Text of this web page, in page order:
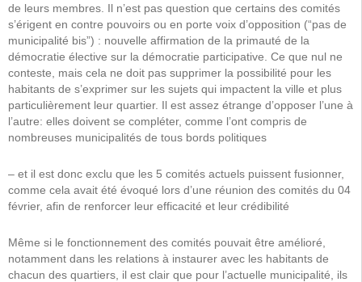
de leurs membres. Il n’est pas question que certains des comités
s’érigent en contre pouvoirs ou en porte voix d’opposition (“pas de
municipalité bis”) : nouvelle affirmation de la primauté de la
démocratie élective sur la démocratie participative. Ce que nul ne
conteste, mais cela ne doit pas supprimer la possibilité pour les
habitants de s’exprimer sur les sujets qui impactent la ville et plus
particulièrement leur quartier. Il est assez étrange d’opposer l’une à
l’autre: elles doivent se compléter, comme l’ont compris de
nombreuses municipalités de tous bords politiques
– et il est donc exclu que les 5 comités actuels puissent fusionner,
comme cela avait été évoqué lors d’une réunion des comités du 04
février, afin de renforcer leur efficacité et leur crédibilité
Même si le fonctionnement des comités pouvait être amélioré,
notamment dans les relations à instaurer avec les habitants de
chacun des quartiers, il est clair que pour l’actuelle municipalité, ils